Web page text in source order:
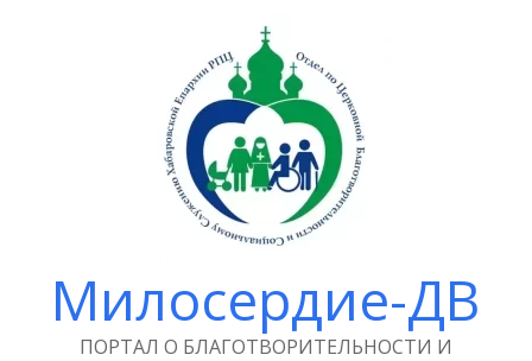
Милосердие-ДВ
ПОРТАЛ О БЛАГОТВОРИТЕЛЬНОСТИ И